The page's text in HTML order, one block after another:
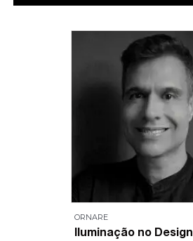
ORNARE
Iluminação no Design